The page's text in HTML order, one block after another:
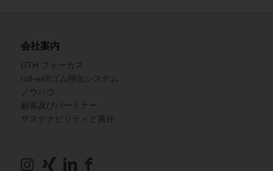
会社案内
UTH フォーカス
roll-ex®ゴム押出システム
ノウハウ
顧客及びパートナー
サステナビリティと責任